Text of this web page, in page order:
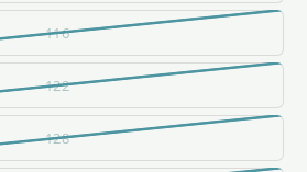
116
122
128